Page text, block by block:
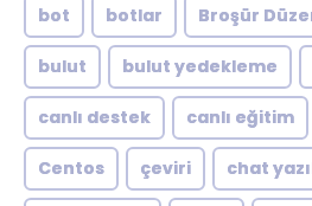
bot botlar Broşür
bulut bulut yedekleme
canlı destek canlı eğitim
Centos çeviri chat